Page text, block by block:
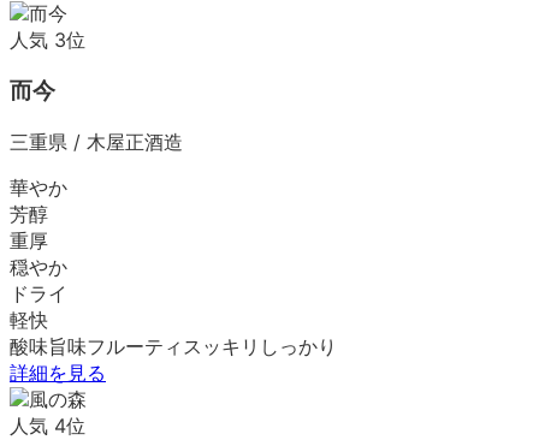
人気 3位
而今
三重県 / 木屋正酒造
華やか
芳醇
重厚
穏やか
ドライ
軽快
酸味旨味フルーティ スッキリ しっかり
詳細を見る
人気 4位